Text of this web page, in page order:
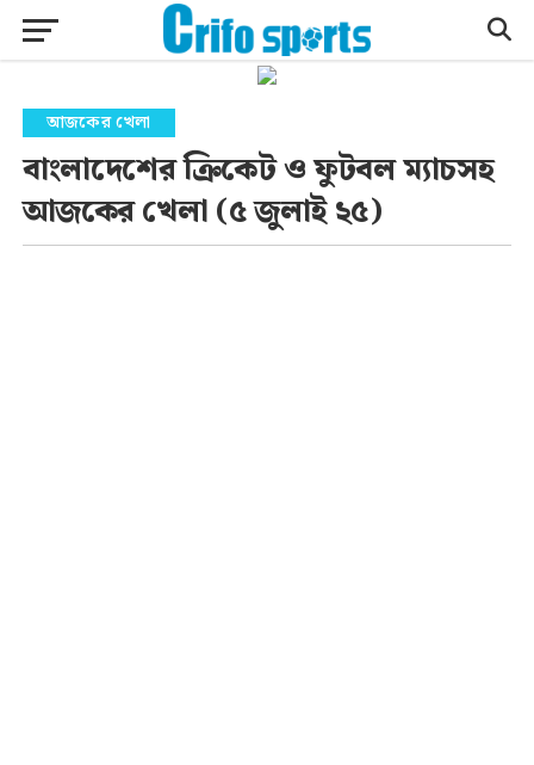
আজকের খেলা
বাংলাদেশের ক্রিকেট ও ফুটবল ম্যাচসহ
আজকের খেলা (৫ জুলাই ২৫)